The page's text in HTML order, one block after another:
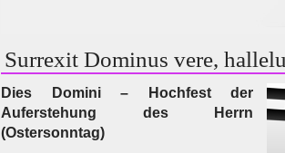
Surrexit Dominus vere,
Dies Domini – Hochfest der
Auferstehung des Herrn
(Ostersonntag)